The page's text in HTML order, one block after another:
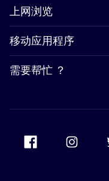
上网浏览
移动应用程序
需要帮忙 ？
Accor Facebook